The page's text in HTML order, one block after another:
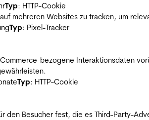
Typ: HTTP-Cookie
mehreren Websites zu tracken, um
Typ: Pixel-Tracker
bezogene Interaktionsdaten
Typ: HTTP-Cookie
den Besucher fest, die es Third-Party-